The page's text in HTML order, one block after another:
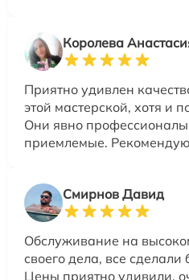
Королева
Приятно удивлен
этой мастерской, хотя и
Они явно
приемлемые.
Смирнов Давид
Обслуживание на
своего дела, все сделали
Цены приятно удивили,